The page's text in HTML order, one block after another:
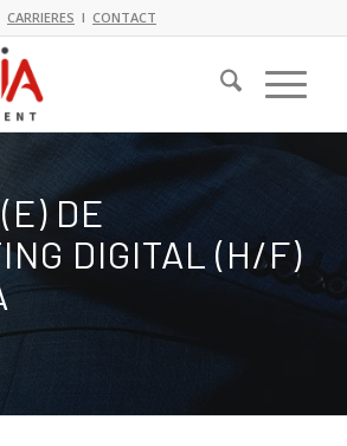
CARRIERES I CONTACT
DE
DIGITAL (H/F)